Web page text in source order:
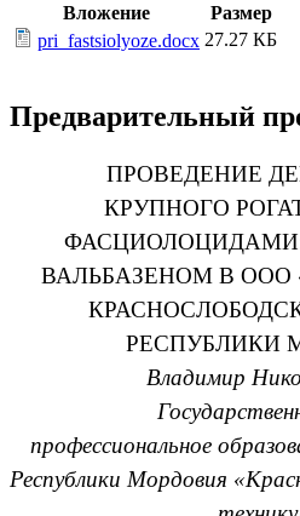
Вложение
Размер
pri_fastsiolyoze.docx 27.27 КБ
Предварительный
ПРОВЕДЕНИЕ
КРУПНОГО
ВАЛЬБАЗЕНОМ В ООО
РЕСПУБЛИКИ
Владимир
профессиональное
Республики Мордовия